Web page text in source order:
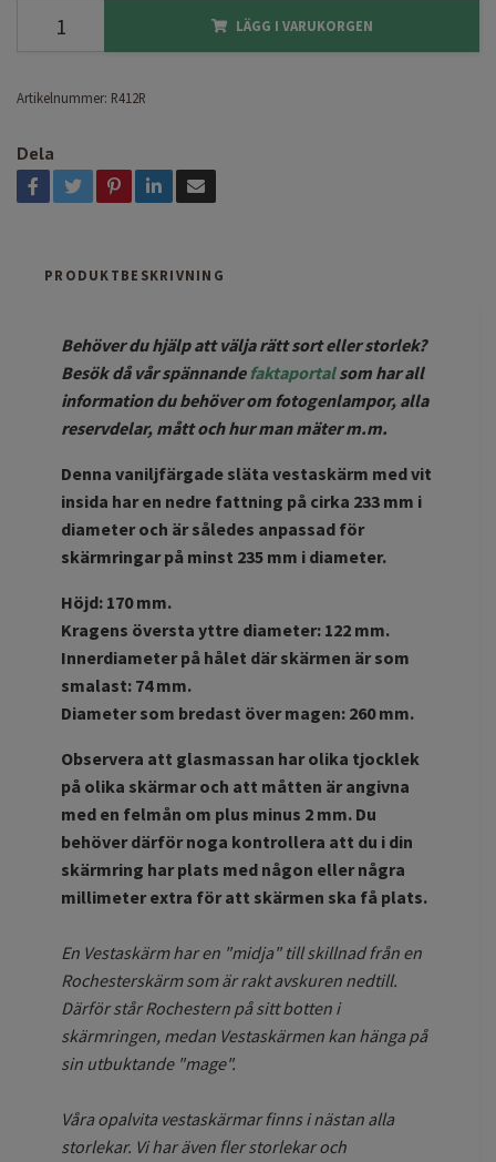
LÄGG I VARUKORGEN
Artikelnummer: R412R
Dela
PRODUKTBESKRIVNING
Behöver du hjälp att välja rätt sort eller storlek?
Besök då vår spännandefaktaportalsom har all
information du behöver om fotogenlampor, alla
reservdelar, mått och hur man mäter m.m.
Denna vaniljfärgade släta vestaskärm med vit
insida har en nedre fattning på cirka 233 mm i
diameter och är således anpassad för
skärmringar på minst 235 mm i diameter.
Höjd: 170 mm.
Kragens översta yttre diameter: 122 mm.
Innerdiameter på hålet där skärmen är som
smalast: 74 mm.
Diameter som bredast över magen: 260 mm.
Observera att glasmassan har olika tjocklek
på olika skärmar och att måtten är angivna
med en felmån om plus minus 2 mm. Du
behöver därför noga kontrollera att du i din
skärmring har plats med någon eller några
millimeter extra för att skärmen ska få plats.
En Vestaskärm har en "midja" till skillnad från en
Rochesterskärm som är rakt avskuren nedtill.
Därför står Rochestern på sitt botten i
skärmringen, medan Vestaskärmen kan hänga på
sin utbuktande "mage".
Våra opalvita vestaskärmar finns i nästan alla
storlekar. Vi har även fler storlekar och